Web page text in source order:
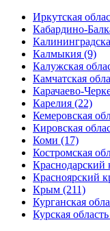
Иркутская
Кабардино-
Калмыкия (9)
Калужская
Камчатская
Карачаево-
Карелия (22)
Кемеровская
Кировская
Коми (17)
Костромская
Краснодарский
Красноярский
Крым (211)
Курганская
Курская